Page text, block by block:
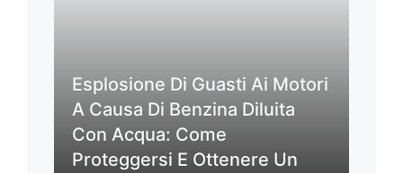
Esplosione Di Guasti Ai Motori
A Causa Di Benzina Diluita
Con Acqua: Come
Proteggersi E Ottenere Un